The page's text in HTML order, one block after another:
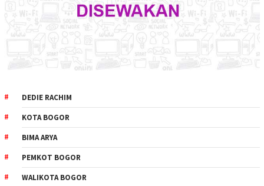
DEDIE RACHIM
KOTA BOGOR
BIMA ARYA
PEMKOT BOGOR
WALIKOTA BOGOR